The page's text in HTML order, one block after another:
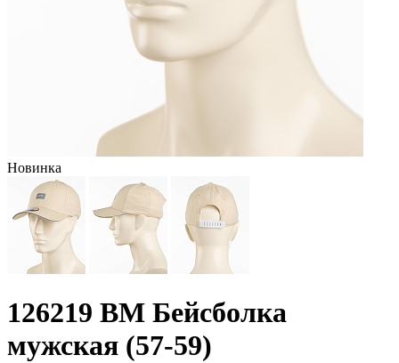
Новинка
126219 BM Бейсболка
мужская (57-59)